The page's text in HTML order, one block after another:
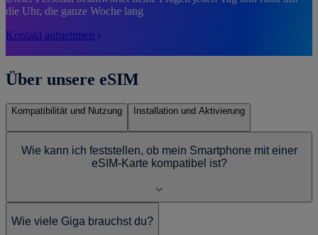
die Uhr, die ganze Woche lang
Kontakt aufnehmen
Über unsere eSIM
Kompatibilität und Nutzung Installation und Aktivierung
Wie kann ich feststellen, ob mein Smartphone mit einer
eSIM-Karte kompatibel ist?
Wie viele Giga brauchst du?